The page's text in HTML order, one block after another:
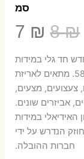
סמ
8₪
היה:
8 ₪.
7 ₪
7 ₪.
חד גלי במידות
58/36/35. מתאים לאריזת
צעצועים, מצעים,
אביזרים שונים.
האידיאלי במידות
הנדרש על ידי
חברות ההובלה.